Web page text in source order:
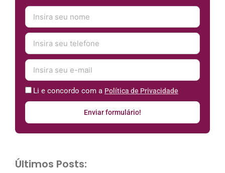
Li e concordo com a Política de Privacidade
Enviar formulário!
Últimos Posts: